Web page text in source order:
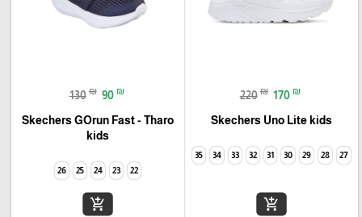
220 ₪ 170 ₪
Skechers Uno Lite kids
27
28
29
30
31
32
33
34
35
add_shopping_cart
130 ₪ 90 ₪
Skechers GOrun Fast - Tharo
kids
22
23
24
25
26
add_shopping_cart